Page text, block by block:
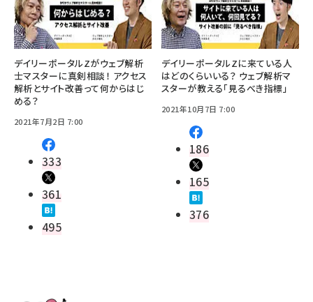
デイリーポータルZがウェブ解析
士マスターに真剣相談！ アクセス
解析とサイト改善って何からはじ
める？
2021年7月2日 7:00
333
361
495
デイリーポータルZに来ている人
はどのくらいいる？ ウェブ解析マ
スターが教える「見るべき指標」
2021年10月7日 7:00
186
165
376